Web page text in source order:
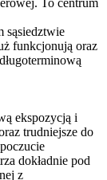
sąsiedztwie
funkcjonują oraz
ekspozycją i
trudniejsze do
dokładnie pod
z